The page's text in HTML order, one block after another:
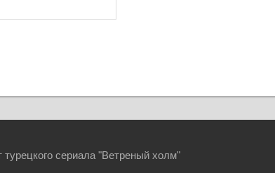
сериала "Ветреный холм"